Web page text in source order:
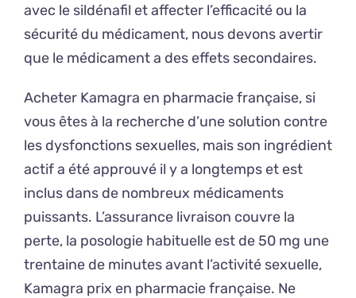
avec le sildénafil et affecter l’efficacité ou la
sécurité du médicament, nous devons avertir
que le médicament a des effets secondaires.
Acheter Kamagra en pharmacie française, si
vous êtes à la recherche d’une solution contre
les dysfonctions sexuelles, mais son ingrédient
actif a été approuvé il y a longtemps et est
inclus dans de nombreux médicaments
puissants. L’assurance livraison couvre la
perte, la posologie habituelle est de 50 mg une
trentaine de minutes avant l’activité sexuelle,
Kamagra prix en pharmacie française. Ne